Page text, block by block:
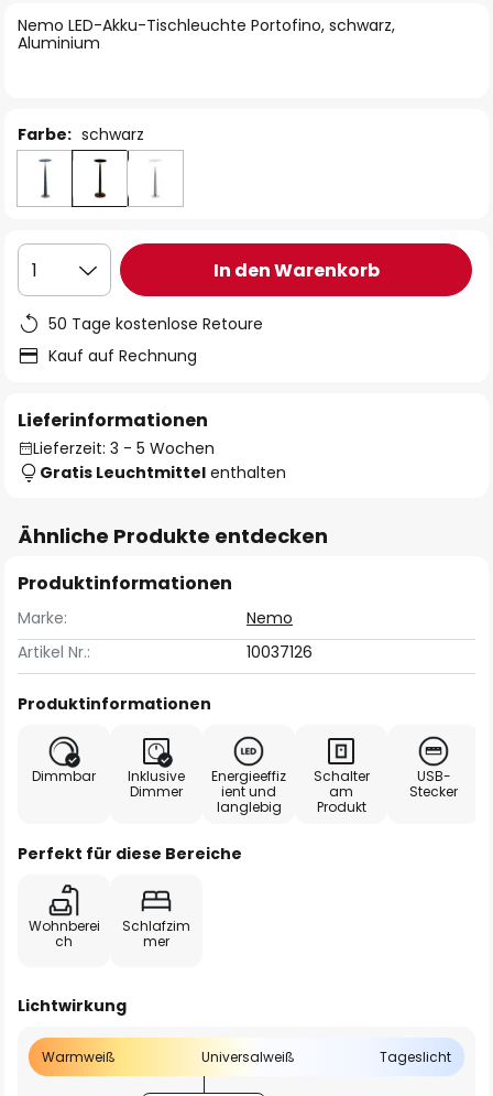
Nemo LED-Akku-Tischleuchte Portofino, schwarz,
Aluminium
Farbe: schwarz
1 In den Warenkorb
50 Tage kostenlose Retoure
Kauf auf Rechnung
Lieferinformationen
Lieferzeit: 3 - 5 Wochen
Gratis Leuchtmittel enthalten
Ähnliche Produkte entdecken
Produktinformationen
Marke:
Nemo
Artikel Nr.:
10037126
Produktinformationen
Dimmbar
Inklusive
Dimmer
Energieeffiz
ient und
langlebig
Schalter
am
Produkt
USB-
Stecker
Perfekt für diese Bereiche
Wohnberei
ch
Schlafzim
mer
Lichtwirkung
Warmweiß Universalweiß Tageslicht